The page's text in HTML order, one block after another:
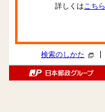
詳しくはこちら
検索のしかた